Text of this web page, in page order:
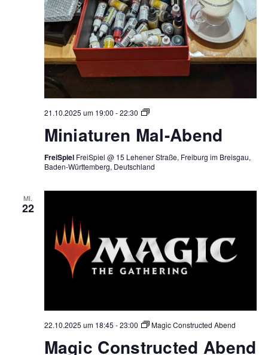
21.10.2025 um 19:00 -22:30
Miniaturen
Abend
Miniaturen Mal-Abend
FreiSpiel FreiSpiel @ 15 Lehener Straße, Freiburg im Breisgau,
Baden-Württemberg, Deutschland
MI.
22
22.10.2025 um 18:45 -23:00 Magic Constructed Abend
Magic Constructed Abend